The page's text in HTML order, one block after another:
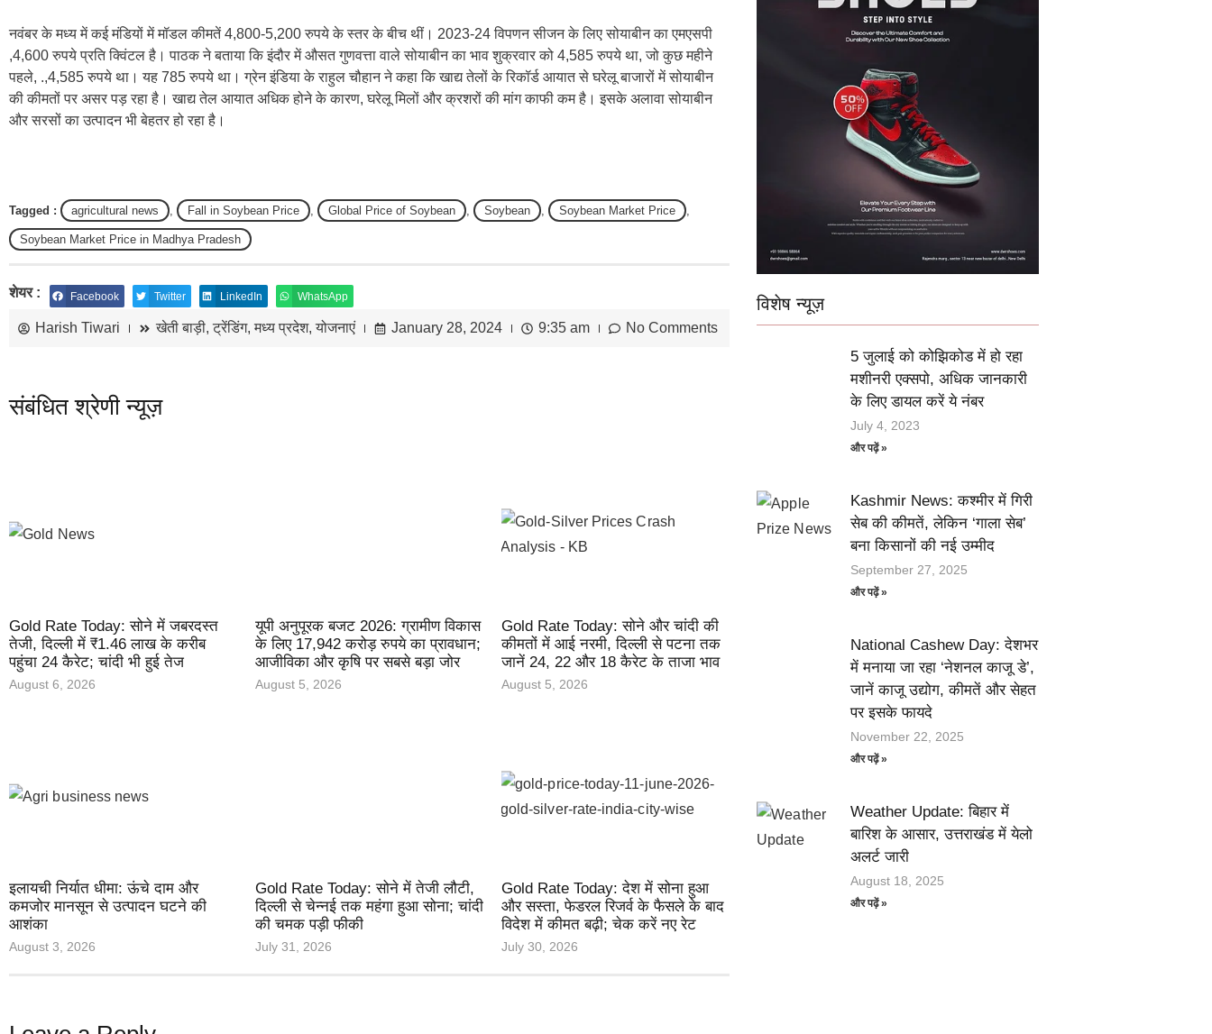
नवंबर के मध्य में कई मंडियों में मॉडल कीमतें 4,800-5,200 रुपये के स्तर के बीच थीं। 2023-24 विपणन सीजन के लिए सोयाबीन का एमएसपी
,4,600 रुपये प्रति क्विंटल है। पाठक ने बताया कि इंदौर में औसत गुणवत्ता वाले सोयाबीन का भाव शुक्रवार को 4,585 रुपये था, जो कुछ महीने
पहले, .,4,585 रुपये था। यह 785 रुपये था। ग्रेन इंडिया के राहुल चौहान ने कहा कि खाद्य तेलों के रिकॉर्ड आयात से घरेलू बाजारों में सोयाबीन
की कीमतों पर असर पड़ रहा है। खाद्य तेल आयात अधिक होने के कारण, घरेलू मिलों और क्रशरों की मांग काफी कम है। इसके अलावा सोयाबीन
और सरसों का उत्पादन भी बेहतर हो रहा है।
Tagged : agricultural news , Fall in Soybean Price , Global Price of Soybean , Soybean , Soybean Market Price ,
Soybean Market Price in Madhya Pradesh
शेयर : Facebook Twitter LinkedIn WhatsApp
Harish Tiwari खेती बाड़ी,ट्रेंडिंग,मध्य प्रदेश,योजनाएं January 28, 2024 9:35 am No Comments
संबंधित श्रेणी न्यूज़
Gold Rate Today: सोने में जबरदस्त
तेजी, दिल्ली में ₹1.46 लाख के करीब
पहुंचा 24 कैरेट; चांदी भी हुई तेज
August 6, 2026
यूपी अनुपूरक बजट 2026: ग्रामीण विकास
के लिए 17,942 करोड़ रुपये का प्रावधान;
आजीविका और कृषि पर सबसे बड़ा जोर
August 5, 2026
Gold Rate Today: सोने और चांदी की
कीमतों में आई नरमी, दिल्ली से पटना तक
जानें 24, 22 और 18 कैरेट के ताजा भाव
August 5, 2026
इलायची निर्यात धीमा: ऊंचे दाम और
कमजोर मानसून से उत्पादन घटने की
आशंका
August 3, 2026
Gold Rate Today: सोने में तेजी लौटी,
दिल्ली से चेन्नई तक महंगा हुआ सोना; चांदी
की चमक पड़ी फीकी
July 31, 2026
Gold Rate Today: देश में सोना हुआ
और सस्ता, फेडरल रिजर्व के फैसले के बाद
विदेश में कीमत बढ़ी; चेक करें नए रेट
July 30, 2026
विशेष न्यूज़
5 जुलाई को कोझिकोड में हो रहा
मशीनरी एक्सपो, अधिक जानकारी
के लिए डायल करें ये नंबर
July 4, 2023
और पढ़ें »
Kashmir News: कश्मीर में गिरी
सेब की कीमतें, लेकिन ‘गाला सेब’
बना किसानों की नई उम्मीद
September 27, 2025
और पढ़ें »
National Cashew Day: देशभर
में मनाया जा रहा ‘नेशनल काजू डे’,
जानें काजू उद्योग, कीमतें और सेहत
पर इसके फायदे
November 22, 2025
और पढ़ें »
Weather Update: बिहार में
बारिश के आसार, उत्तराखंड में येलो
अलर्ट जारी
August 18, 2025
और पढ़ें »